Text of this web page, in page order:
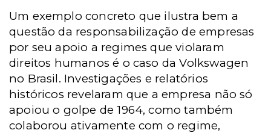
Um exemplo concreto que ilustra bem a
questão da responsabilização de empresas
por seu apoio a regimes que violaram
direitos humanos é o caso da Volkswagen
no Brasil. Investigações e relatórios
históricos revelaram que a empresa não só
apoiou o golpe de 1964, como também
colaborou ativamente com o regime,